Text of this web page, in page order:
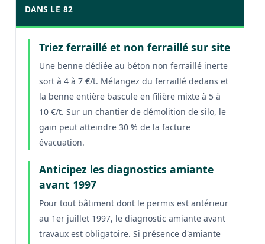
DANS LE 82
Triez ferraillé et non ferraillé sur site
Une benne dédiée au béton non ferraillé inerte
sort à 4 à 7 €/t. Mélangez du ferraillé dedans et
la benne entière bascule en filière mixte à 5 à
10 €/t. Sur un chantier de démolition de silo, le
gain peut atteindre 30 % de la facture
évacuation.
Anticipez les diagnostics amiante
avant 1997
Pour tout bâtiment dont le permis est antérieur
au 1er juillet 1997, le diagnostic amiante avant
travaux est obligatoire. Si présence d'amiante